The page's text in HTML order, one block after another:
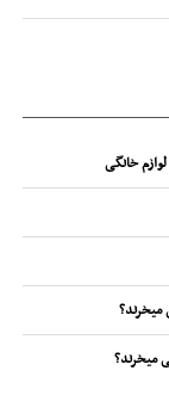
خانگی
میخرند؟
میخرند؟